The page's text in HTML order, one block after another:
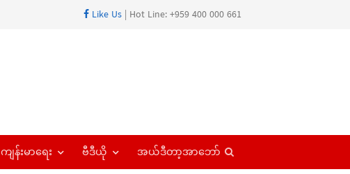
Like Us | Hot Line: +959 400 000 661
ကျန်းမာရေး ဗီဒီယို အယ်ဒီတာ့အာဘော်